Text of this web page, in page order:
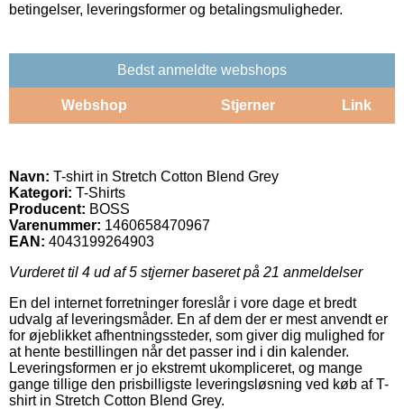
betingelser, leveringsformer og betalingsmuligheder.
Bedst anmeldte webshops
Webshop Stjerner Link
Navn: T-shirt in Stretch Cotton Blend Grey
Kategori: T-Shirts
Producent: BOSS
Varenummer: 1460658470967
EAN: 4043199264903
Vurderet til 4 ud af 5 stjerner baseret på 21 anmeldelser
En del internet forretninger foreslår i vore dage et bredt
udvalg af leveringsmåder. En af dem der er mest anvendt er
for øjeblikket afhentningssteder, som giver dig mulighed for
at hente bestillingen når det passer ind i din kalender.
Leveringsformen er jo ekstremt ukompliceret, og mange
gange tillige den prisbilligste leveringsløsning ved køb af T-
shirt in Stretch Cotton Blend Grey.